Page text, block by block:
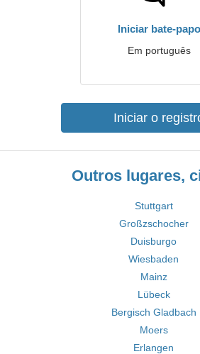
Iniciar bate-papo
Em português
Iniciar o
Outros lugares,
Stuttgart
Großzschocher
Duisburgo
Wiesbaden
Mainz
Lübeck
Bergisch Gladbach
Moers
Erlangen